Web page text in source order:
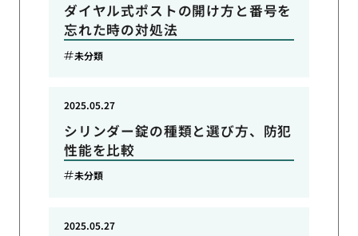
ダイヤル式ポストの開け方と番号を
忘れた時の対処法
未分類
シリンダー錠の種類と選び方、防犯
性能を比較
2025.05.27
未分類
2025.05.27